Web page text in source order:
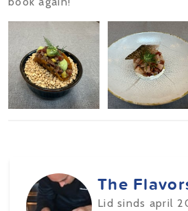
The
Lid sinds april